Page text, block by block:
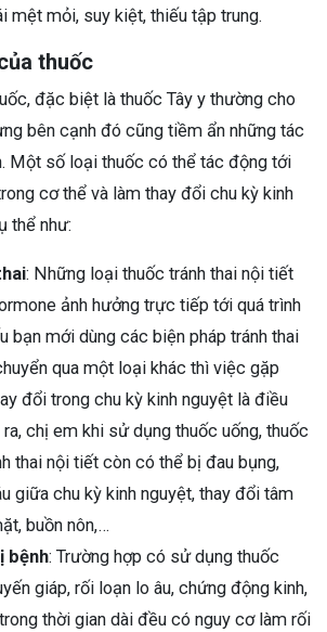
mệt mỏi, suy kiệt, thiếu tập trung.
thuốc
đặc biệt là thuốc Tây y thường cho
bên cạnh đó cũng tiềm ẩn những tác
Một số loại thuốc có thể tác động tới
cơ thể và làm thay đổi chu kỳ kinh
thể như:
: Những loại thuốc tránh thai nội tiết
ảnh hưởng trực tiếp tới quá trình
bạn mới dùng các biện pháp tránh thai
qua một loại khác thì việc gặp
đổi trong chu kỳ kinh nguyệt là điều
chị em khi sử dụng thuốc uống, thuốc
thai nội tiết còn có thể bị đau bụng,
giữa chu kỳ kinh nguyệt, thay đổi tâm
buồn nôn,…
bệnh: Trường hợp có sử dụng thuốc
giáp, rối loạn lo âu, chứng động kinh,
thời gian dài đều có nguy cơ làm rối